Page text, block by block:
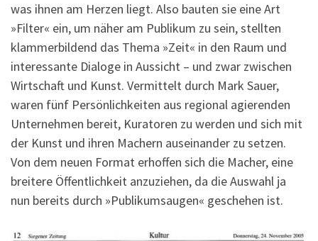
was ihnen am Herzen liegt. Also bauten sie eine Art
»Filter« ein, um näher am Publikum zu sein, stellten
klammerbildend das Thema »Zeit« in den Raum und
interessante Dialoge in Aussicht – und zwar zwischen
Wirtschaft und Kunst. Vermittelt durch Mark Sauer,
waren fünf Persönlichkeiten aus regional agierenden
Unternehmen bereit, Kuratoren zu werden und sich mit
der Kunst und ihren Machern auseinander zu setzen.
Von dem neuen Format erhoffen sich die Macher, eine
breitere Öffentlichkeit anzuziehen, da die Auswahl ja
nun bereits durch »Publikumsaugen« geschehen ist.